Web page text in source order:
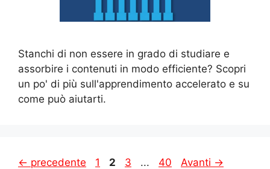
Stanchi di non essere in grado di studiare e
assorbire i contenuti in modo efficiente? Scopri
un po' di più sull'apprendimento accelerato e su
come può aiutarti.
← precedente Pagina
1 Pagina
2 Pagina
3 ... Pagina
40 Avanti →